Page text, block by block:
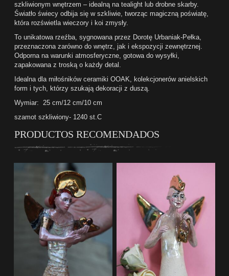
szkliwionym wnętrzem – idealną na tealight lub drobne skarby.
Światło świecy odbija się w szkliwie, tworząc magiczną poświatę,
która rozświetla wieczory i koi zmysły.
To unikatowa rzeźba, sygnowana przez Dorotę Urbaniak-Pełka,
przeznaczona zarówno do wnętrz, jak i ekspozycji zewnętrznej.
Odporna na warunki atmosferyczne, gotowa do wysyłki,
zapakowana z troską o każdy detal.
Idealna dla miłośników ceramiki OOAK, kolekcjonerów anielskich
form i tych, którzy szukają dekoracji z duszą.
Wymiar: 25 cm/12 cm/10 cm
szamot szkliwiony- 1240 st.C
PRODUCTOS RECOMENDADOS